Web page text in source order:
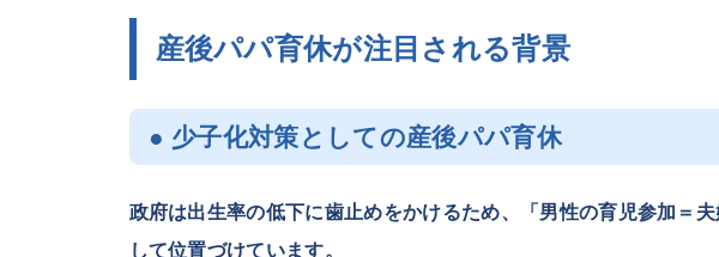
産後パパ育休が注目される背景
● 少子化対策としての産後パパ育休
政府は出生率の低下に歯止めをかけるため、「男性の育児参加＝
して位置づけています。